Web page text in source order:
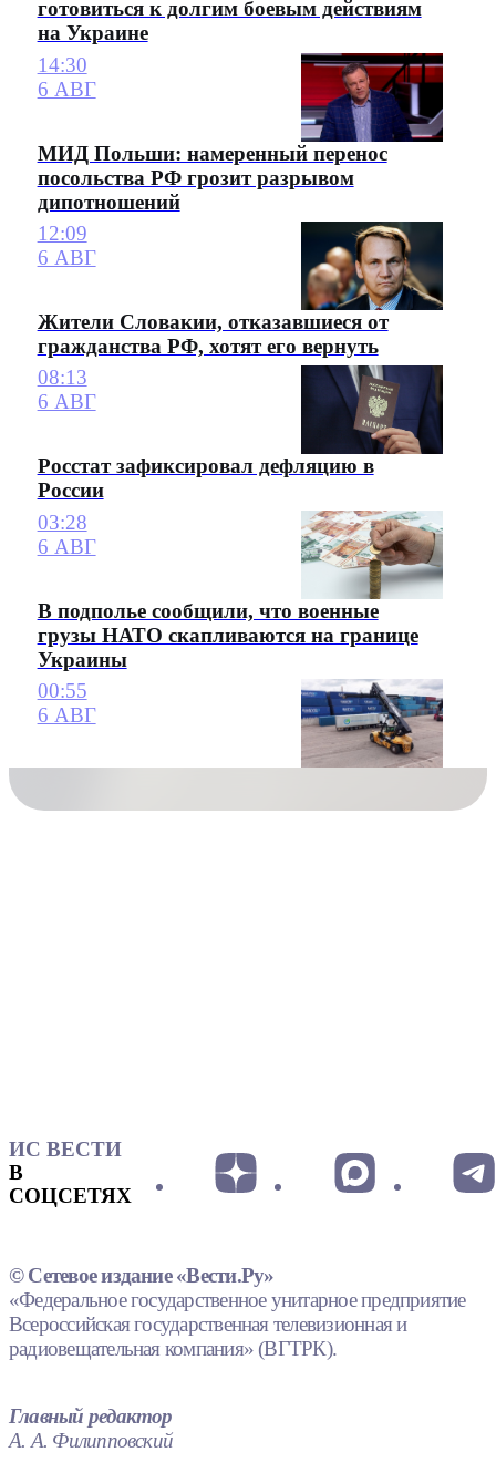
готовиться к долгим боевым действиям
на Украине
14:30
6 АВГ
МИД Польши: намеренный перенос
посольства РФ грозит разрывом
дипотношений
12:09
6 АВГ
Жители Словакии, отказавшиеся от
гражданства РФ, хотят его вернуть
08:13
6 АВГ
Росстат зафиксировал дефляцию в
России
03:28
6 АВГ
В подполье сообщили, что военные
грузы НАТО скапливаются на границе
Украины
00:55
6 АВГ
ИС ВЕСТИ
В
СОЦСЕТЯХ
© Сетевое издание «Вести.Ру»
«Федеральное государственное унитарное предприятие
Всероссийская государственная телевизионная и
радиовещательная компания» (ВГТРК).
Главный редактор
А. А. Филипповский